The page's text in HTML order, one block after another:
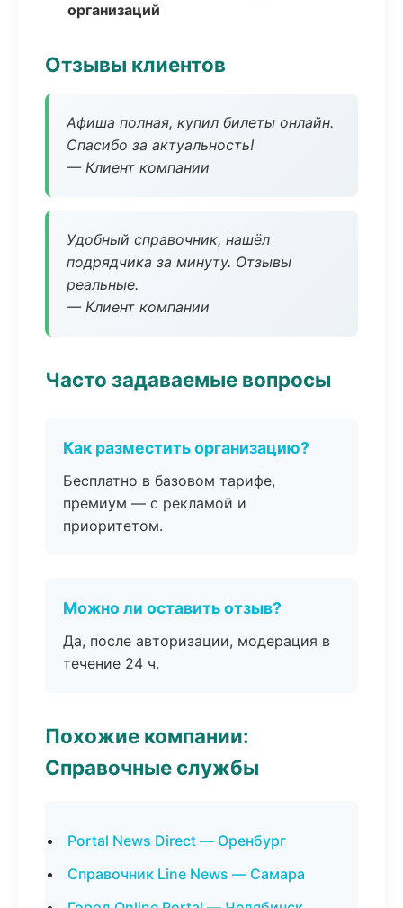
организаций
Отзывы клиентов
Афиша полная, купил билеты онлайн.
Спасибо за актуальность!
— Клиент компании
Удобный справочник, нашёл
подрядчика за минуту. Отзывы
реальные.
— Клиент компании
Часто задаваемые вопросы
Как разместить организацию?
Бесплатно в базовом тарифе,
премиум — с рекламой и
приоритетом.
Можно ли оставить отзыв?
Да, после авторизации, модерация в
течение 24 ч.
Похожие компании:
Справочные службы
Portal News Direct — Оренбург
Справочник Line News — Самара